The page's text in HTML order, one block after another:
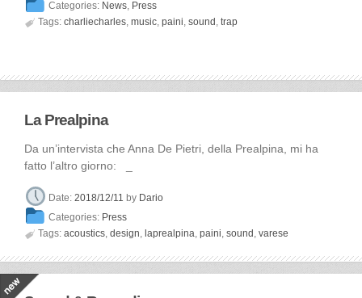
Categories: News Press
 Tags: charliecharles music paini sound trap
La Prealpina
Da un’intervista che Anna De Pietri, della Prealpina, mi ha
fatto l’altro giorno: _
Date:2018/12/11 by Dario
Categories: Press
 Tags: acoustics design laprealpina paini sound varese